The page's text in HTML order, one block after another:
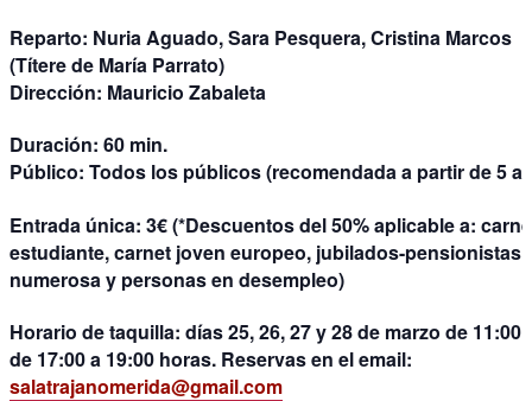
Reparto: Nuria Aguado, Sara Pesquera, Cristina Marcos
(Títere de María Parrato)
Dirección: Mauricio Zabaleta
Duración: 60 min.
Público: Todos los públicos (recomendada a partir de 5
Entrada única: 3€ (*Descuentos del 50% aplicable a:
estudiante, carnet joven europeo, jubilados-pensionistas,
numerosa y personas en desempleo)
Horario de taquilla: días 25, 26, 27 y 28 de marzo de 11:00
de 17:00 a 19:00 horas. Reservas en el email:
salatrajanomerida@gmail.com